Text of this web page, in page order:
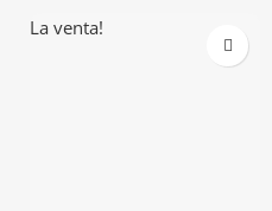
La venta!